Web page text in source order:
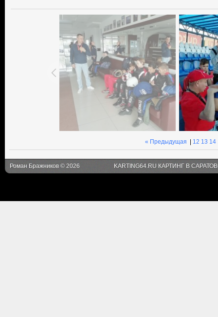
« Предыдущая 12 13 14
Роман Бражников © 2026 KARTING64.RU КАРТИНГ В